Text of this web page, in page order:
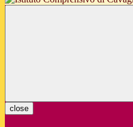
close